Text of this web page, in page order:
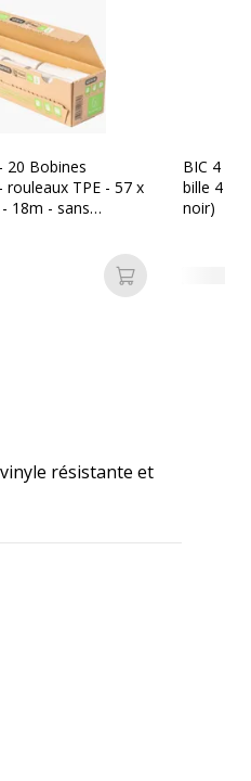
20 Bobines
rouleaux TPE - 57 x
18m - sans
Ajouter au
BIC 4
bille 4
noir)
résistante et